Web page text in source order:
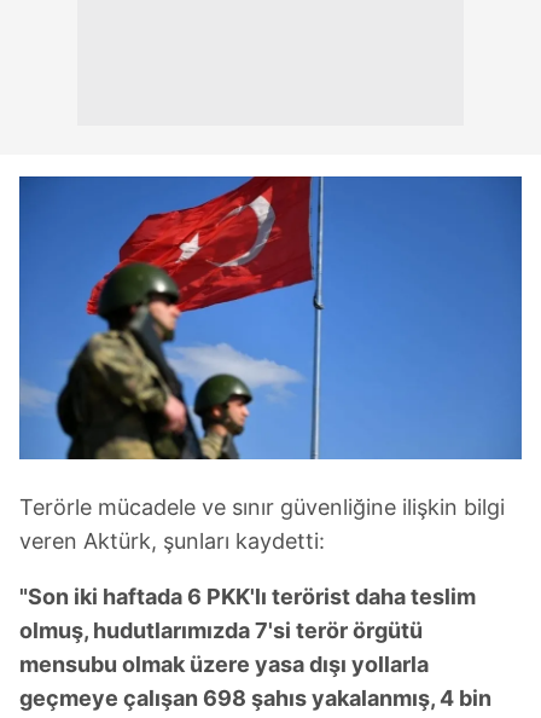
Terörle mücadele ve sınır güvenliğine ilişkin bilgi
veren Aktürk, şunları kaydetti:
"Son iki haftada 6 PKK'lı terörist daha teslim
olmuş, hudutlarımızda 7'si terör örgütü
mensubu olmak üzere yasa dışı yollarla
geçmeye çalışan 698 şahıs yakalanmış, 4 bin